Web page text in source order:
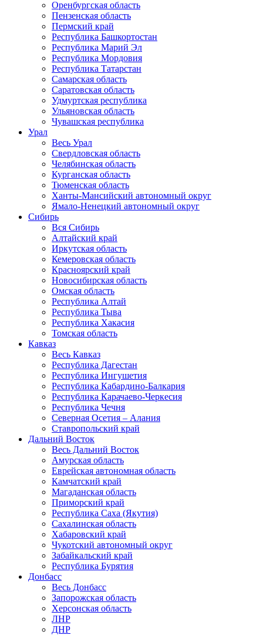
Оренбургская область
Пензенская область
Пермский край
Республика Башкортостан
Республика Марий Эл
Республика Мордовия
Республика Татарстан
Самарская область
Саратовская область
Удмуртская республика
Ульяновская область
Чувашская республика
Урал
Весь Урал
Свердловская область
Челябинская область
Курганская область
Тюменская область
Ханты-Мансийский автономный округ
Ямало-Ненецкий автономный округ
Сибирь
Вся Сибирь
Алтайский край
Иркутская область
Кемеровская область
Красноярский край
Новосибирская область
Омская область
Республика Алтай
Республика Тыва
Республика Хакасия
Томская область
Кавказ
Весь Кавказ
Республика Дагестан
Республика Ингушетия
Республика Кабардино-Балкария
Республика Карачаево-Черкесия
Республика Чечня
Северная Осетия – Алания
Ставропольский край
Дальний Восток
Весь Дальний Восток
Амурская область
Еврейская автономная область
Камчатский край
Магаданская область
Приморский край
Республика Саха (Якутия)
Сахалинская область
Хабаровский край
Чукотский автономный округ
Забайкальский край
Республика Бурятия
Донбасс
Весь Донбасс
Запорожская область
Херсонская область
ЛНР
ДНР